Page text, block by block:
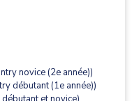
novice (2e année))
débutant (1e année))